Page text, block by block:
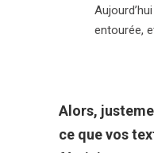
entourée,
Alors,
ce que vos